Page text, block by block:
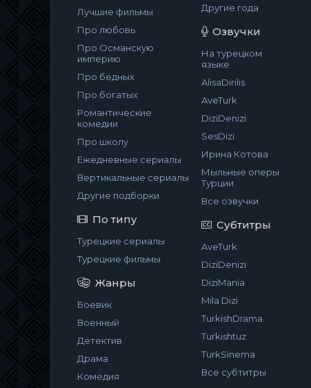
Лучшие фильмы
Про любовь
Про Османскую
империю
Про бедных
Про богатых
Романтические
комедии
Про школу
Ежедневные сериалы
Вертикальные сериалы
Другие подборки
По типу
Турецкие сериалы
Турецкие фильмы
Жанры
Боевик
Военный
Детектив
Драма
Комедия
Другие года
Озвучки
На турецком
языке
AlisaDirilis
AveTurk
DiziDenizi
SesDizi
Ирина Котова
Мыльные оперы
Турции
Все озвучки
Субтитры
AveTurk
DiziDenizi
DiziMania
Mila Dizi
TurkishDrama
Turkishtuz
TurkSinema
Все субтитры